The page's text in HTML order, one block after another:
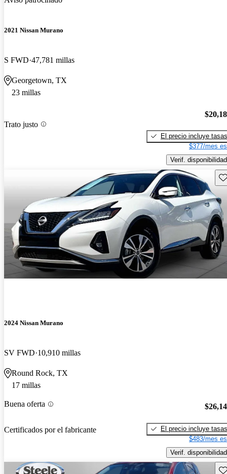
2021 Nissan Murano
S FWD 47,781 millas
Georgetown, TX
23 millas
Trato justo
El precio incluye tasas
$377/mes
Verif. disponibilidad
2024 Nissan Murano
SV FWD 10,910 millas
Round Rock, TX
17 millas
Buena oferta
Certificados por el fabricante
El precio incluye tasas
$483/mes
Verif. disponibilidad